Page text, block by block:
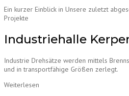
Ein kurzer Einblick in Unsere zuletzt
Projekte
Industriehalle
Industrie Drehsätze werden mittels
und in transportfähige Größen zerlegt.
Weiterlesen